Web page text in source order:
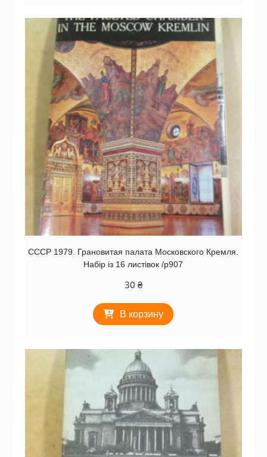
СССР 1979. Грановитая палата Московского Кремля.
Набір із 16 листівок /р907
30 ₴
В корзину